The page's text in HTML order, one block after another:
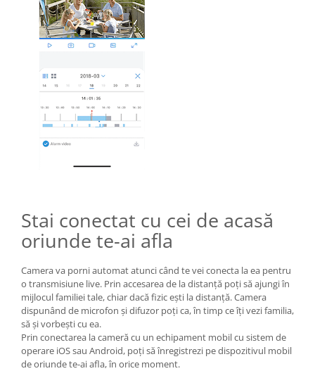
Stai conectat cu cei de acasă
oriunde te-ai afla
Camera va porni automat atunci când te vei conecta la ea pentru
o transmisiune live. Prin accesarea de la distanță poți să ajungi în
mijlocul familiei tale, chiar dacă fizic ești la distanță. Camera
dispunând de microfon și difuzor poți ca, în timp ce îți vezi familia,
să și vorbești cu ea.
Prin conectarea la cameră cu un echipament mobil cu sistem de
operare iOS sau Android, poți să înregistrezi pe dispozitivul mobil
de oriunde te-ai afla, în orice moment.